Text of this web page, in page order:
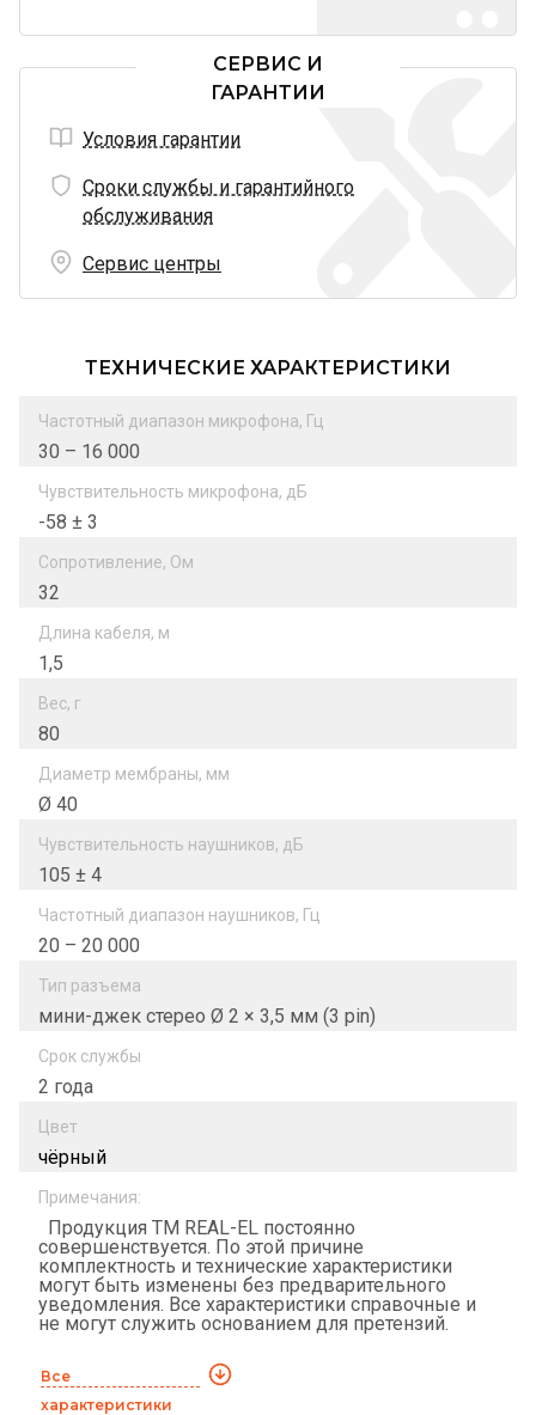
СЕРВИС И
ГАРАНТИИ
Условия гарантии
Сроки службы и гарантийного
обслуживания
Сервис центры
ТЕХНИЧЕСКИЕ ХАРАКТЕРИСТИКИ
Частотный диапазон микрофона, Гц
30 – 16 000
Чувствительность микрофона, дБ
-58 ± 3
Сопротивление, Ом
32
Длина кабеля, м
1,5
Вес, г
80
Диаметр мембраны, мм
Ø 40
Чувствительность наушников, дБ
105 ± 4
Частотный диапазон наушников, Гц
20 – 20 000
Тип разъема
мини-джек стерео Ø 2 × 3,5 мм (3 pin)
Срок службы
2 года
Цвет
чёрный
Примечания:
Продукция ТМ REAL-EL постоянно
совершенствуется. По этой причине
комплектность и технические характеристики
могут быть изменены без предварительного
уведомления. Все характеристики справочные и
не могут служить основанием для претензий.
Все
характеристики